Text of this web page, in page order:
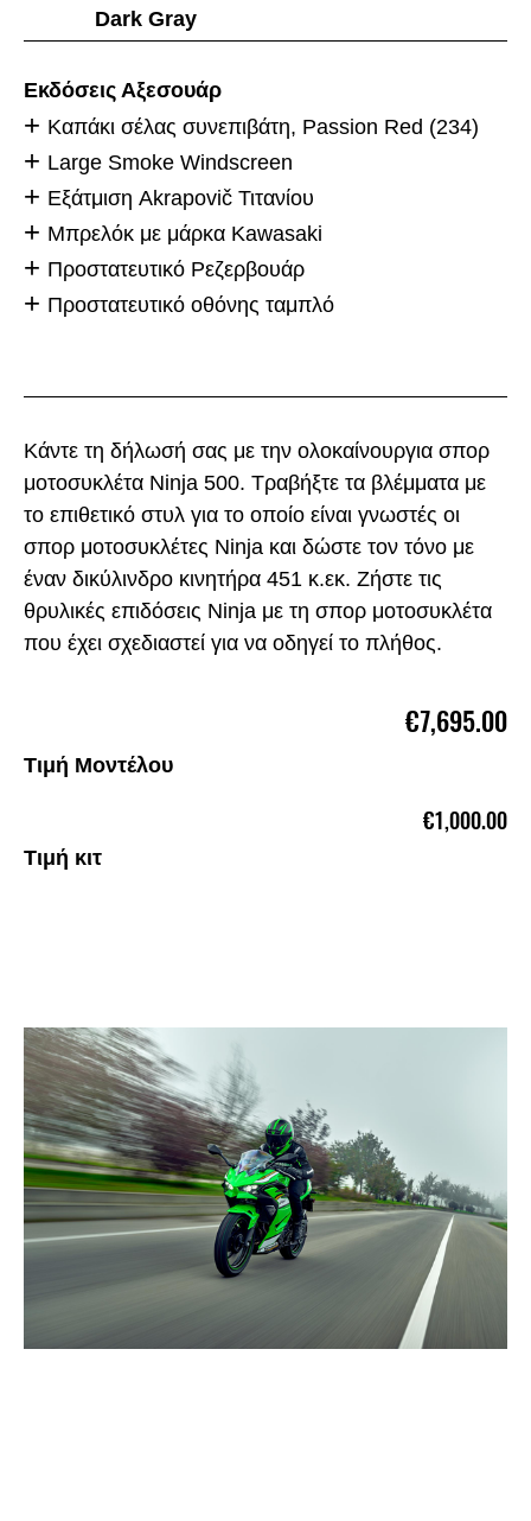
Κάντε τη δήλωσή σας με την ολοκαίνουργια σπορ
μοτοσυκλέτα Ninja 500. Τραβήξτε τα βλέμματα με
το επιθετικό στυλ για το οποίο είναι γνωστές οι
σπορ μοτοσυκλέτες Ninja και δώστε τον τόνο με
έναν δικύλινδρο κινητήρα 451 κ.εκ. Ζήστε τις
θρυλικές επιδόσεις Ninja με τη σπορ μοτοσυκλέτα
που έχει σχεδιαστεί για να οδηγεί το πλήθος.
€7,695.00
Τιμή Μοντέλου
€1,000.00
Τιμή κιτ
Dark Gray
Εκδόσεις Αξεσουάρ
Καπάκι σέλας συνεπιβάτη, Passion Red (234)
Large Smoke Windscreen
Εξάτμιση Akrapovič Τιτανίου
Μπρελόκ με μάρκα Kawasaki
Προστατευτικό Ρεζερβουάρ
Προστατευτικό οθόνης ταμπλό